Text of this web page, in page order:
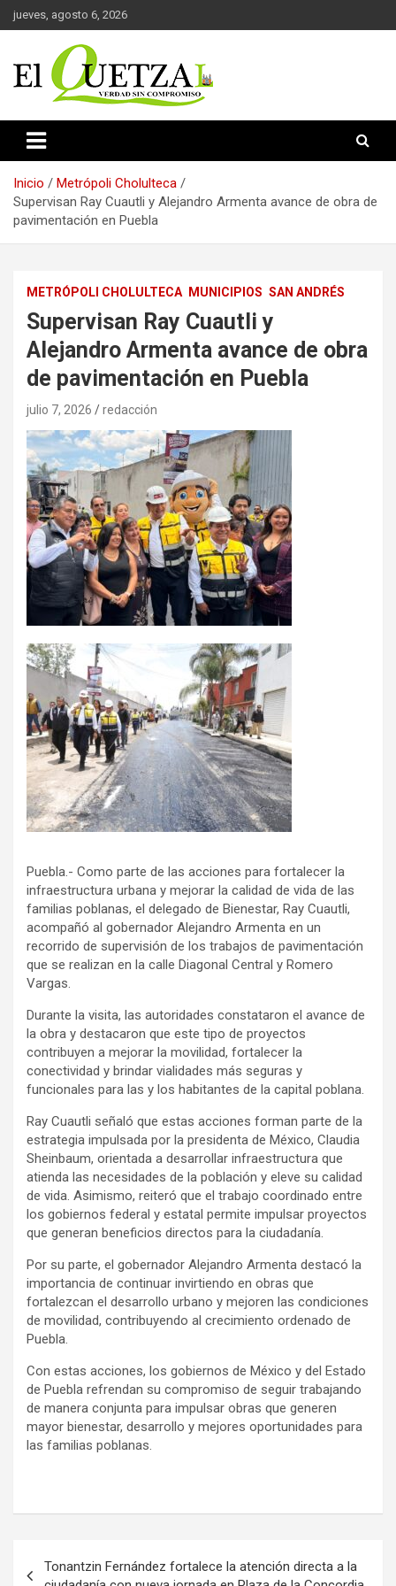
Saltar
al
jueves, agosto 6, 2026
El Quetzal de Cholula
Inicio
Metrópoli Cholulteca
Supervisan Ray Cuautli y Alejandro Armenta avance de obra de
pavimentación en Puebla
METRÓPOLI CHOLULTECA MUNICIPIOS SAN ANDRÉS
Supervisan Ray Cuautli y
Alejandro Armenta avance de obra
de pavimentación en Puebla
julio 7, 2026 redacción
Puebla.- Como parte de las acciones para fortalecer la
infraestructura urbana y mejorar la calidad de vida de las
familias poblanas, el delegado de Bienestar, Ray Cuautli,
acompañó al gobernador Alejandro Armenta en un
recorrido de supervisión de los trabajos de pavimentación
que se realizan en la calle Diagonal Central y Romero
Vargas.
Durante la visita, las autoridades constataron el avance de
la obra y destacaron que este tipo de proyectos
contribuyen a mejorar la movilidad, fortalecer la
conectividad y brindar vialidades más seguras y
funcionales para las y los habitantes de la capital poblana.
Ray Cuautli señaló que estas acciones forman parte de la
estrategia impulsada por la presidenta de México, Claudia
Sheinbaum, orientada a desarrollar infraestructura que
atienda las necesidades de la población y eleve su calidad
de vida. Asimismo, reiteró que el trabajo coordinado entre
los gobiernos federal y estatal permite impulsar proyectos
que generan beneficios directos para la ciudadanía.
Por su parte, el gobernador Alejandro Armenta destacó la
importancia de continuar invirtiendo en obras que
fortalezcan el desarrollo urbano y mejoren las condiciones
de movilidad, contribuyendo al crecimiento ordenado de
Puebla.
Con estas acciones, los gobiernos de México y del Estado
de Puebla refrendan su compromiso de seguir trabajando
de manera conjunta para impulsar obras que generen
mayor bienestar, desarrollo y mejores oportunidades para
las familias poblanas.
Tonantzin Fernández fortalece la atención directa a la